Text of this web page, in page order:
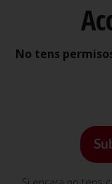
No tens